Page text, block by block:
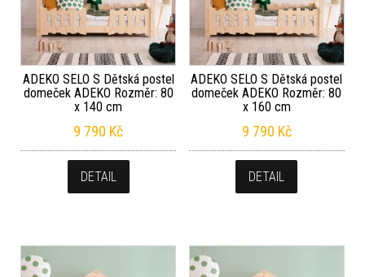
ADEKO SELO S Dětská postel
domeček ADEKO Rozměr: 80
x 140 cm
9 790 Kč
DETAIL
ADEKO SELO S Dětská postel
domeček ADEKO Rozměr: 80
x 160 cm
9 790 Kč
DETAIL